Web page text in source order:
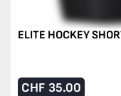
ELITE HOCKEY
CHF 35.00